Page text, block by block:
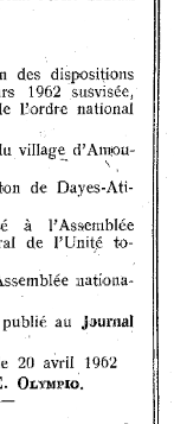
des dispositions
1962 susvisée,
l'mdre national
village d'Amou-
- \
de Dayes-Ati-
à
l'Assemblée
de l'Unit~
to-
nationa-
publié au
J,oumaI
.
20 avril 1962
OLYMPIO.